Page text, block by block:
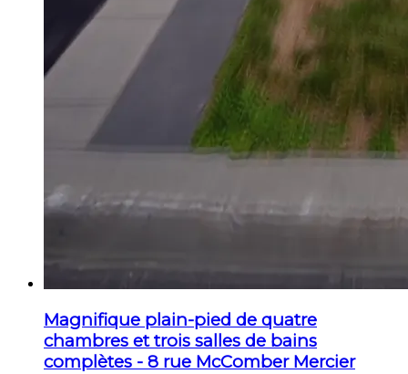
Magnifique plain-pied de quatre
chambres et trois salles de bains
complètes - 8 rue McComber Mercier